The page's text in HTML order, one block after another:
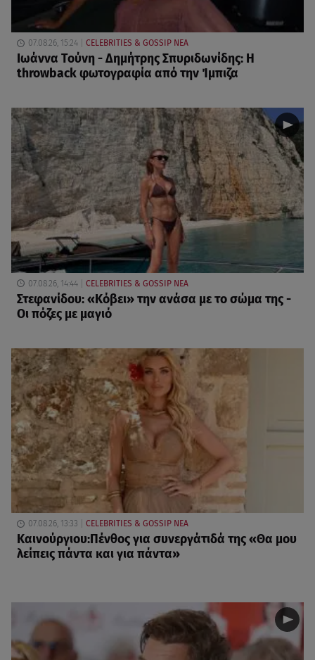
07.08.26, 15:24 CELEBRITIES & GOSSIP ΝΕΑ
Ιωάννα Τούνη - Δημήτρης Σπυριδωνίδης: Η
throwback φωτογραφία από την Ίμπιζα
07.08.26, 14:44 CELEBRITIES & GOSSIP ΝΕΑ
Στεφανίδου: «Κόβει» την ανάσα με το σώμα της -
Οι πόζες με μαγιό
07.08.26, 13:33 CELEBRITIES & GOSSIP ΝΕΑ
Καινούργιου:Πένθος για συνεργάτιδά της «Θα μου
λείπεις πάντα και για πάντα»